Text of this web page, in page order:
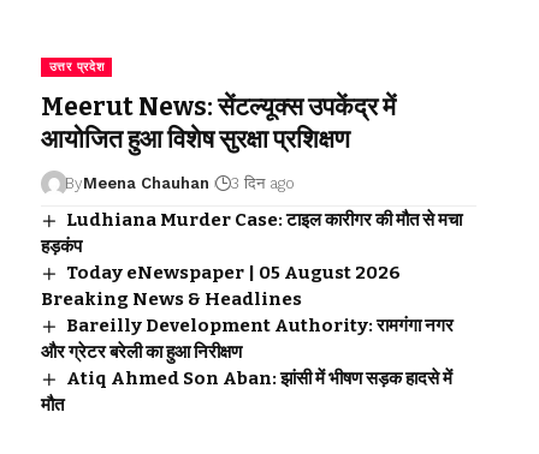
उत्तर प्रदेश
Meerut News: सेंटल्यूक्स उपकेंद्र में
आयोजित हुआ विशेष सुरक्षा प्रशिक्षण
ByMeena Chauhan 3 दिन ago
Ludhiana Murder Case: टाइल कारीगर की मौत से मचा
हड़कंप
Today eNewspaper | 05 August 2026
Breaking News & Headlines
Bareilly Development Authority: रामगंगा नगर
और ग्रेटर बरेली का हुआ निरीक्षण
Atiq Ahmed Son Aban: झांसी में भीषण सड़क हादसे में
मौत